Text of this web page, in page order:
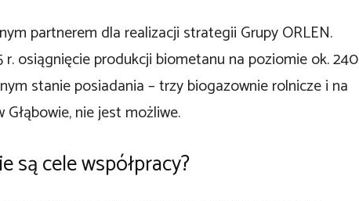
partnerem dla realizacji strategii Grupy ORLEN.
osiągnięcie produkcji biometanu na poziomie ok. 240
stanie posiadania – trzy biogazownie rolnicze i na
nie jest możliwe.
są cele współpracy?